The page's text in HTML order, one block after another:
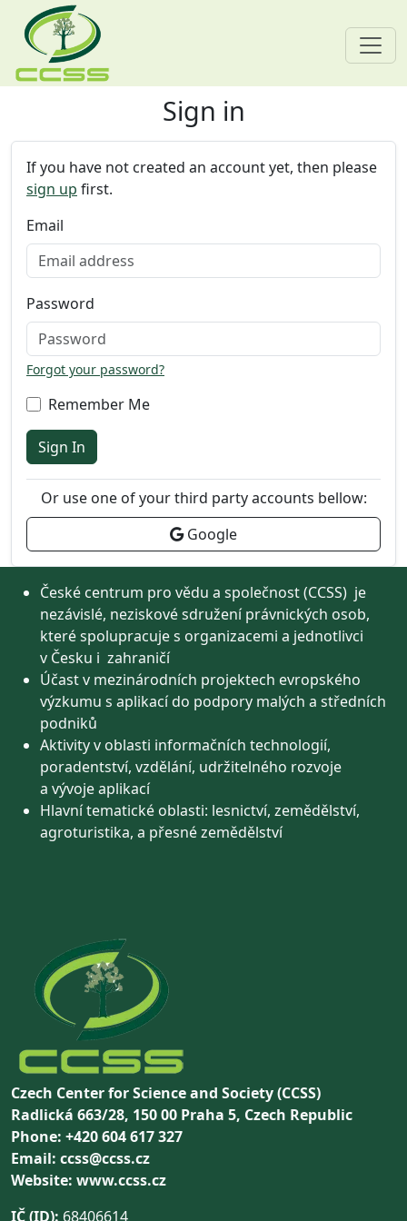
Sign in
If you have not created an account yet, then please
sign up first.
Email
Password
Forgot your password?
Remember Me
Sign In
Or use one of your third party accounts bellow:
Google
České centrum pro vědu a společnost (CCSS) je
nezávislé, neziskové sdružení právnických osob,
které spolupracuje s organizacemi a jednotlivci
v Česku i zahraničí
Účast v mezinárodních projektech evropského
výzkumu s aplikací do podpory malých a středních
podniků
Aktivity v oblasti informačních technologií,
poradentství, vzdělání, udržitelného rozvoje
a vývoje aplikací
Hlavní tematické oblasti: lesnictví, zemědělství,
agroturistika, a přesné zemědělství
Czech Center for Science and Society (CCSS)
Radlická 663/28, 150 00 Praha 5, Czech Republic
Phone: +420 604 617 327
Email: ccss@ccss.cz
Website: www.ccss.cz
IČ (ID): 68406614